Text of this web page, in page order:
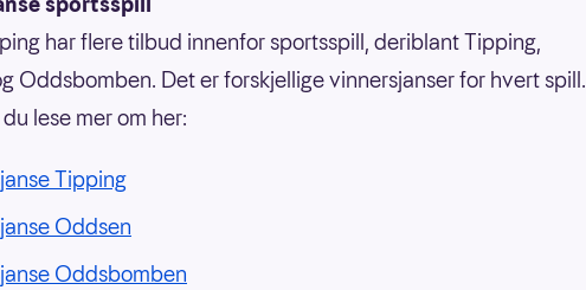
har flere tilbud innenfor sportsspill, deriblant Tipping,
Oddsbomben. Det er forskjellige vinnersjanser for hvert spill.
lese mer om her:
Tipping
Oddsen
Oddsbomben